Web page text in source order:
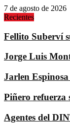
7 de agosto de 2026
Recientes
Fellito Suberví
Jorge Luis
Jarlen
Piñero
Agentes del